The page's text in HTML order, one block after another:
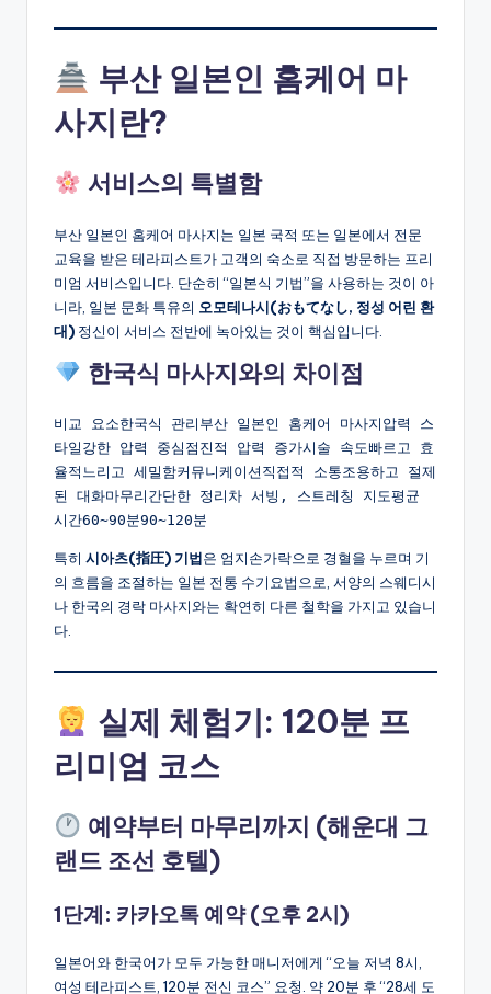
부산 일본인 홈케어 마
사지란?
서비스의 특별함
부산 일본인 홈케어 마사지는 일본 국적 또는 일본에서 전문
교육을 받은 테라피스트가 고객의 숙소로 직접 방문하는 프리
미엄 서비스입니다. 단순히 “일본식 기법”을 사용하는 것이 아
니라, 일본 문화 특유의 오모테나시(おもてなし, 정성 어린 환
대) 정신이 서비스 전반에 녹아있는 것이 핵심입니다.
한국식 마사지와의 차이점
비교 요소한국식 관리부산 일본인 홈케어 마사지압력 스
타일강한 압력 중심점진적 압력 증가시술 속도빠르고 효
율적느리고 세밀함커뮤니케이션직접적 소통조용하고 절제
된 대화마무리간단한 정리차 서빙, 스트레칭 지도평균
시간60~90분90~120분
특히 시아츠(指圧) 기법은 엄지손가락으로 경혈을 누르며 기
의 흐름을 조절하는 일본 전통 수기요법으로, 서양의 스웨디시
나 한국의 경락 마사지와는 확연히 다른 철학을 가지고 있습니
다.
실제 체험기: 120분 프
리미엄 코스
예약부터 마무리까지 (해운대 그
랜드 조선 호텔)
1단계: 카카오톡 예약 (오후 2시)
일본어와 한국어가 모두 가능한 매니저에게 “오늘 저녁 8시,
여성 테라피스트, 120분 전신 코스” 요청. 약 20분 후 “28세 도